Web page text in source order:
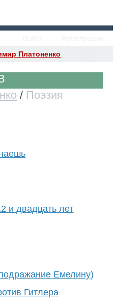
Платоненко
/ Поэзия
и двадцать лет
Емелину)
Гитлера